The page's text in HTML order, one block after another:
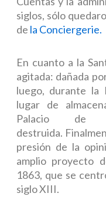
siglos, sólo
de la Conciergerie.
En cuanto a la
agitada: dañada
luego, durante la
lugar de
Palacio de
destruida.
presión de la
amplio proyecto
1863, que se
siglo XIII.